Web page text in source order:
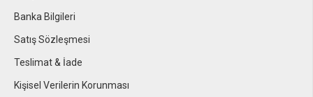
Banka Bilgileri
Satış Sözleşmesi
Teslimat & İade
Kişisel Verilerin Korunması